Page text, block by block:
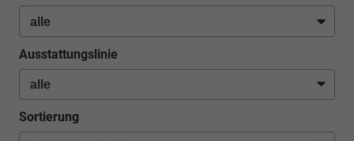
Ausstattungslinie
Sortierung